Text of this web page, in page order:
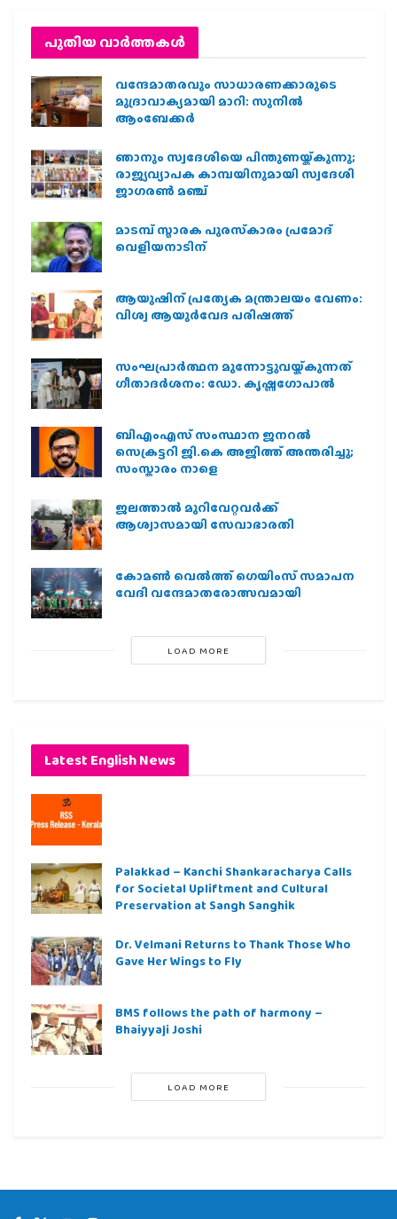
പുതിയ വാര്‍ത്തകള്‍
വന്ദേമാതരവും സാധാരണക്കാരുടെ
മുദ്രാവാക്യമായി മാറി: സുനിൽ
ആംബേക്കർ
ഞാനും സ്വദേശിയെ പിന്തുണയ്ക്കുന്നു;
രാജ്യവ്യാപക കാമ്പയിനുമായി സ്വദേശി
ജാഗരണ്‍ മഞ്ച്
മാടമ്പ് സ്മാരക പുരസ്‌കാരം പ്രമോദ്
വെളിയനാടിന്
ആയുഷിന് പ്രത്യേക മന്ത്രാലയം വേണം:
വിശ്വ ആയുര്‍വേദ പരിഷത്ത്
സംഘപ്രാര്‍ത്ഥന മുന്നോട്ടുവയ്ക്കുന്നത്
ഗീതാദര്‍ശനം: ഡോ. കൃഷ്ണഗോപാല്‍
ബിഎംഎസ് സംസ്ഥാന ജനറൽ
സെക്രട്ടറി ജി.കെ അജിത്ത് അന്തരിച്ചു;
സംസ്കാരം നാളെ
ജലത്താല്‍ മുറിവേറ്റവര്‍ക്ക്
ആശ്വാസമായി സേവാഭാരതി
കോമൺ വെൽത്ത് ഗെയിംസ് സമാപന
വേദി വന്ദേമാതരോത്സവമായി
LOAD MORE
Latest English News
Palakkad – Kanchi Shankaracharya Calls
for Societal Upliftment and Cultural
Preservation at Sangh Sanghik
Dr. Velmani Returns to Thank Those Who
Gave Her Wings to Fly
BMS follows the path of harmony –
Bhaiyyaji Joshi
LOAD MORE